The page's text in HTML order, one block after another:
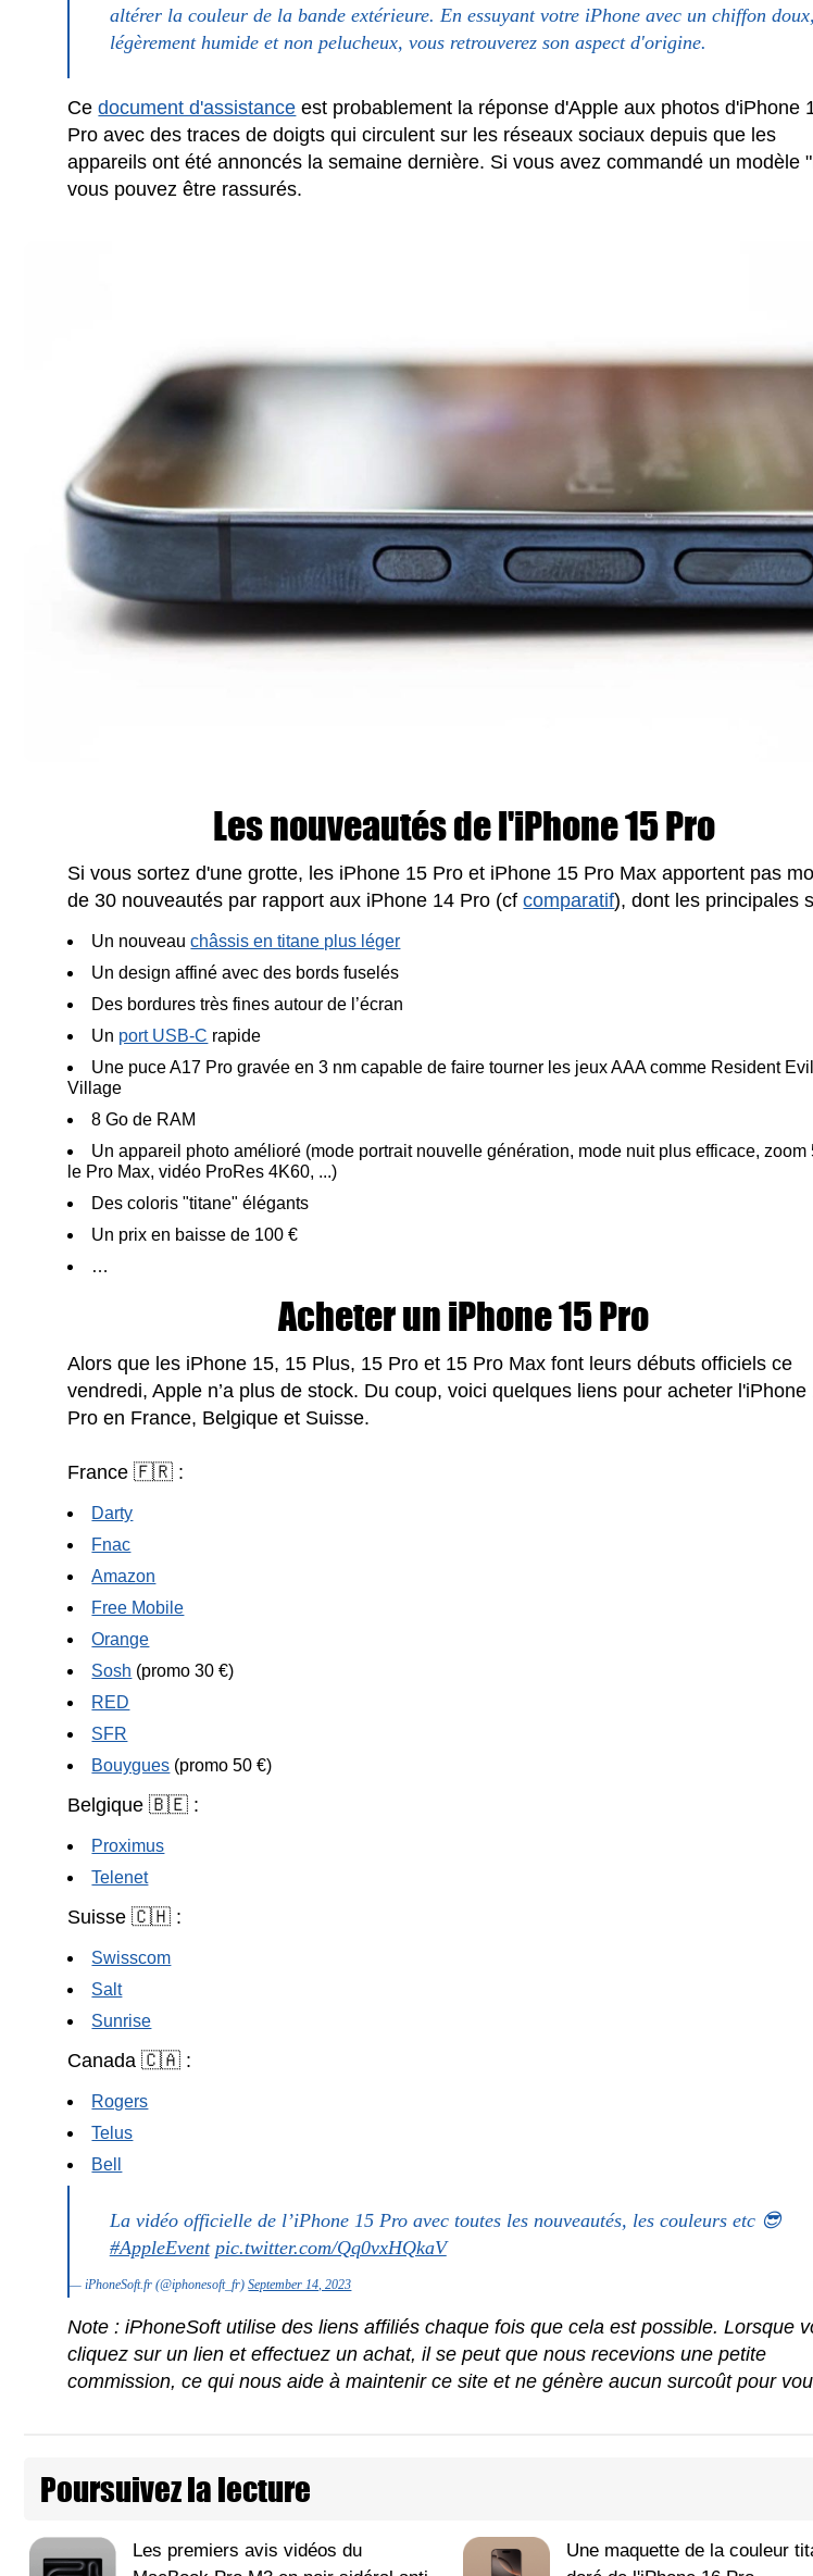
altérer la couleur de la bande extérieure. En essuyant votre iPhone avec un chiffon doux,
légèrement humide et non pelucheux, vous retrouverez son aspect d'origine.
Cedocument d'assistance est probablement la réponse d'Apple aux photos d'iPhone
Pro avec des traces de doigts qui circulent sur les réseaux sociaux depuis que les
appareils ont été annoncés la semaine dernière. Si vous avez commandé un modèle
vous pouvez être rassurés.
Les nouveautés de l'iPhone 15 Pro
Si vous sortez d'une grotte, les iPhone 15 Pro et iPhone 15 Pro Max apportent pas
de 30 nouveautés par rapport aux iPhone 14 Pro (cfcomparatif), dont les principales
Un nouveauchâssis en titane plus léger
Un design affiné avec des bords fuselés
Des bordures très fines autour de l’écran
Un port USB-C rapide
Une puce A17 Pro gravée en 3 nm capable de faire tourner les jeux AAA comme Resident Evil
Village
8 Go de RAM
Un appareil photo amélioré (mode portrait nouvelle génération, mode nuit plus efficace, zoom
le Pro Max, vidéo ProRes 4K60, ...)
Des coloris "titane" élégants
Un prix en baisse de 100 €
…
Acheter un iPhone 15 Pro
Alors que les iPhone 15, 15 Plus, 15 Pro et 15 Pro Max font leurs débuts officiels ce
vendredi, Apple n’a plus de stock. Du coup, voici quelques liens pour acheter l'iPhone
Pro en France, Belgique et Suisse.
France 🇫🇷 :
Darty
Fnac
Amazon
Free Mobile
Orange
Sosh (promo 30 €)
RED
SFR
Bouygues (promo 50 €)
Belgique 🇧🇪 :
Proximus
Telenet
Suisse 🇨🇭 :
Swisscom
Salt
Sunrise
Canada 🇨🇦 :
Rogers
Telus
Bell
La vidéo officielle de l’iPhone 15 Pro avec toutes les nouveautés, les couleurs etc 😎
#AppleEvent pic.twitter.com/Qq0vxHQkaV
— iPhoneSoft.fr (@iphonesoft_fr)September 14, 2023
Note : iPhoneSoft utilise des liens affiliés chaque fois que cela est possible. Lorsque
cliquez sur un lien et effectuez un achat, il se peut que nous recevions une petite
commission, ce qui nous aide à maintenir ce site et ne génère aucun surcoût pour
Poursuivez la lecture
Les premiers avis vidéos du
Une maquette de la couleur